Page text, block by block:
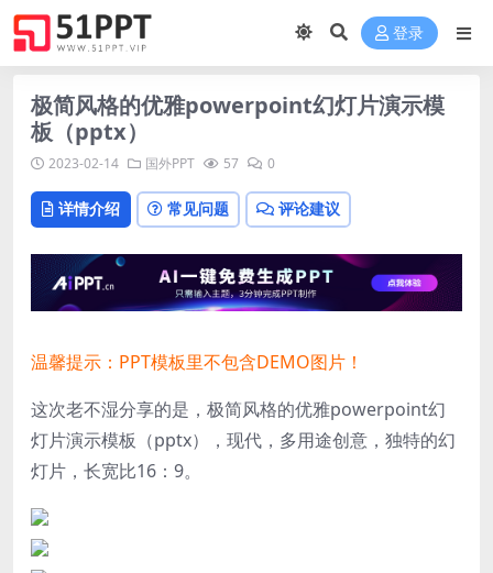
登录
极简风格的优雅powerpoint幻灯片演示模
板（pptx）
2023-02-14 国外PPT 57 0
详情介绍 常见问题 评论建议
温馨提示：PPT模板里不包含DEMO图片！
这次老不湿分享的是，极简风格的优雅powerpoint幻
灯片演示模板（pptx）， 现代，多用途创意，独特的幻
灯片， 长宽比16：9。